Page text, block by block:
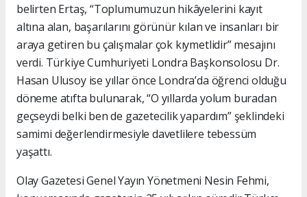
belirten Ertaş, “Toplumumuzun hikâyelerini kayıt
altına alan, başarılarını görünür kılan ve insanları bir
araya getiren bu çalışmalar çok kıymetlidir” mesajını
verdi. Türkiye Cumhuriyeti Londra Başkonsolosu Dr.
Hasan Ulusoy ise yıllar önce Londra’da öğrenci olduğu
döneme atıfta bulunarak, “O yıllarda yolum buradan
geçseydi belki ben de gazetecilik yapardım” şeklindeki
samimi değerlendirmesiyle davetlilere tebessüm
yaşattı.
Olay Gazetesi Genel Yayın Yönetmeni Nesin Fehmi,